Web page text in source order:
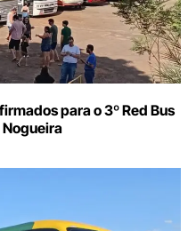
para o 3º Red Bus